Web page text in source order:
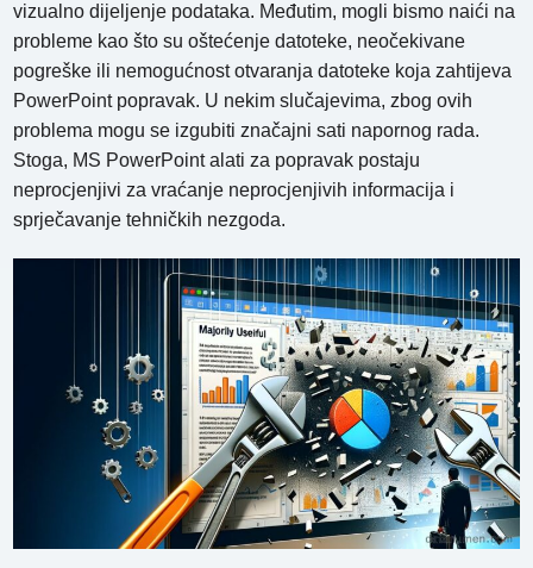
vizualno dijeljenje podataka. Međutim, mogli bismo naići na
probleme kao što su oštećenje datoteke, neočekivane
pogreške ili nemogućnost otvaranja datoteke koja zahtijeva
PowerPoint popravak. U nekim slučajevima, zbog ovih
problema mogu se izgubiti značajni sati napornog rada.
Stoga, MS PowerPoint alati za popravak postaju
neprocjenjivi za vraćanje neprocjenjivih informacija i
sprječavanje tehničkih nezgoda.